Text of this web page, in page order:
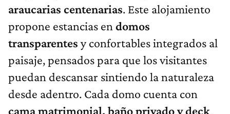
araucarias centenarias. Este alojamiento
propone estancias en domos
transparentes y confortables integrados al
paisaje, pensados para que los visitantes
puedan descansar sintiendo la naturaleza
desde adentro. Cada domo cuenta con
cama matrimonial, baño privado y deck